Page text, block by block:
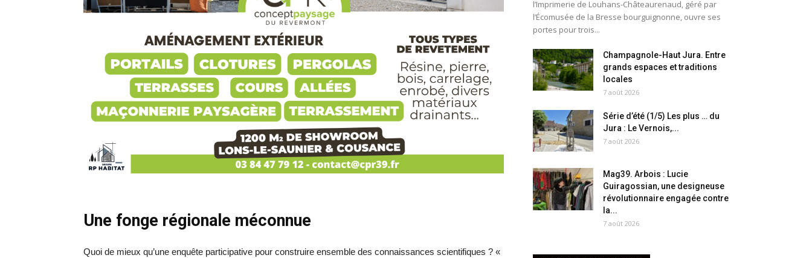
Une fonge régionale méconnue
Quoi de mieux qu’une enquête participative pour construire ensemble des connaissances scientifiques ? «
l’Imprimerie de Louhans-Châteaurenaud, géré par
l’Écomusée de la Bresse bourguignonne, ouvre ses
portes pour trois...
Champagnole-Haut Jura. Entre
grands espaces et traditions
locales
7 août 2026
Série d’été (1/5) Les plus … du
Jura : Le Vernois,...
7 août 2026
Mag39. Arbois : Lucie
Guiragossian, une designeuse
révolutionnaire engagée contre
la...
7 août 2026